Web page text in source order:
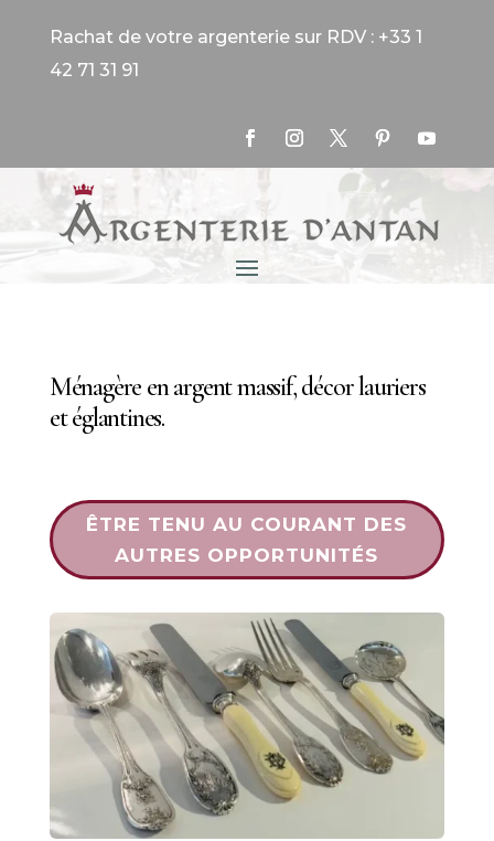
Rachat de votre argenterie sur RDV : +33 1
42 71 31 91
Ménagère en argent massif, décor lauriers
et églantines.
ÊTRE TENU AU COURANT DES
AUTRES OPPORTUNITÉS